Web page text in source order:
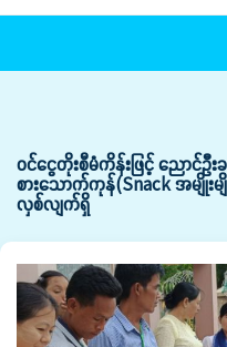
ဝင်ငွေတိုးစီမံကိန်းဖြင့် ညောင်ဦး
စားသောက်ကုန်(Snack အမျို
လှစ်လျက်ရှိ